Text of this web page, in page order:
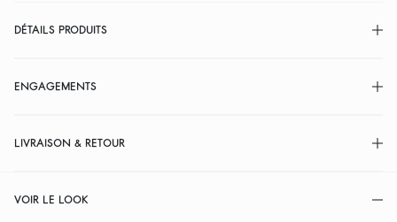
DÉTAILS PRODUITS
ENGAGEMENTS
LIVRAISON & RETOUR
VOIR LE LOOK